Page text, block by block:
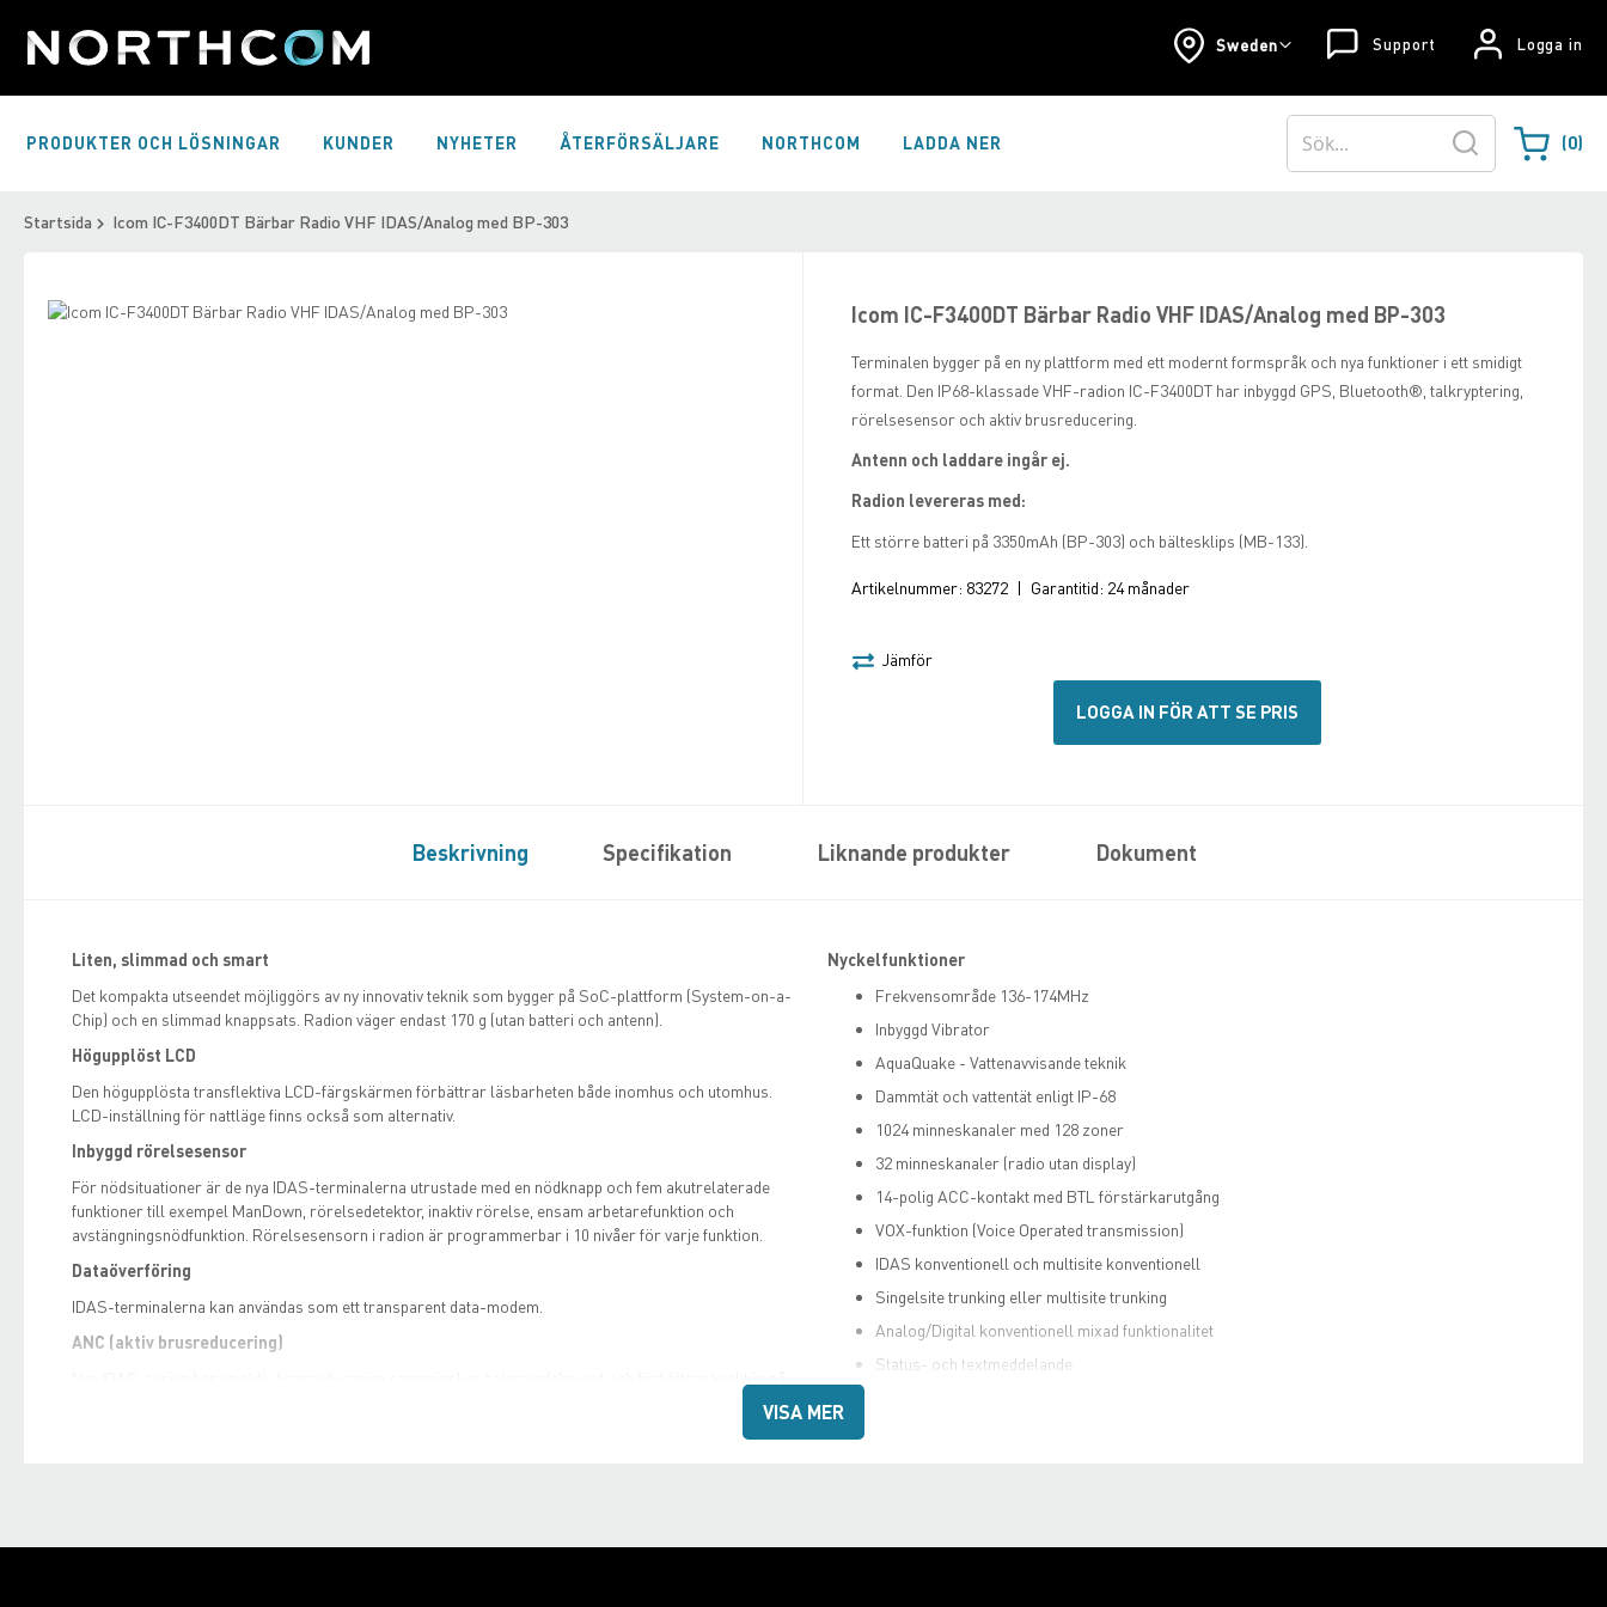
Logga in
Support
Skip
Sweden
PRODUKTER OCH LÖSNINGAR KUNDER NYHETER ÅTERFÖRSÄLJARE NORTHCOM LADDA NER Varukorgen
0
Sök
Startsida Icom IC-F3400DT Bärbar Radio VHF IDAS/Analog med BP-303
Icom IC-F3400DT Bärbar Radio VHF IDAS/Analog med BP-303
Terminalen bygger på en ny plattform med ett modernt formspråk och nya funktioner i ett smidigt
format. Den IP68-klassade VHF-radion IC-F3400DT har inbyggd GPS, Bluetooth®, talkryptering,
rörelsesensor och aktiv brusreducering.
Antenn och laddare ingår ej.
Radion levereras med:
Ett större batteri på 3350mAh (BP-303) och bältesklips (MB-133).
Artikelnummer: 83272 | Garantitid: 24 månader
Jämför
LOGGA IN FÖR ATT SE PRIS
Skip
Beskrivning Specifikation Liknande produkter Dokument
Liten, slimmad och smart
Det kompakta utseendet möjliggörs av ny innovativ teknik som bygger på SoC-plattform (System-on-a-
Chip) och en slimmad knappsats. Radion väger endast 170 g (utan batteri och antenn).
Högupplöst LCD
Den högupplösta transflektiva LCD-färgskärmen förbättrar läsbarheten både inomhus och utomhus.
LCD-inställning för nattläge finns också som alternativ.
Inbyggd rörelsesensor
För nödsituationer är de nya IDAS-terminalerna utrustade med en nödknapp och fem akutrelaterade
funktioner till exempel ManDown, rörelsedetektor, inaktiv rörelse, ensam arbetarefunktion och
avstängningsnödfunktion. Rörelsesensorn i radion är programmerbar i 10 nivåer för varje funktion.
Dataöverföring
IDAS-terminalerna kan användas som ett transparent data-modem.
ANC (aktiv brusreducering)
Nyckelfunktioner
Frekvensområde 136-174MHz
Inbyggd Vibrator
AquaQuake - Vattenavvisande teknik
Dammtät och vattentät enligt IP-68
1024 minneskanaler med 128 zoner
32 minneskanaler (radio utan display)
14-polig ACC-kontakt med BTL förstärkarutgång
VOX-funktion (Voice Operated transmission)
IDAS konventionell och multisite konventionell
Singelsite trunking eller multisite trunking
Analog/Digital konventionell mixad funktionalitet
Status- och textmeddelande
VISA MER